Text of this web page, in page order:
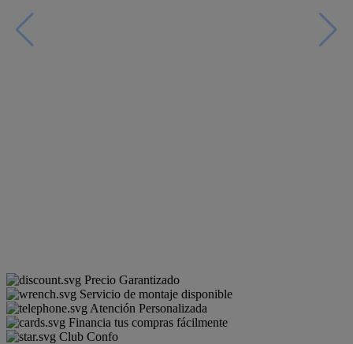
Precio Garantizado
Servicio de montaje disponible
Atención Personalizada
Financia tus compras fácilmente
Club Confo